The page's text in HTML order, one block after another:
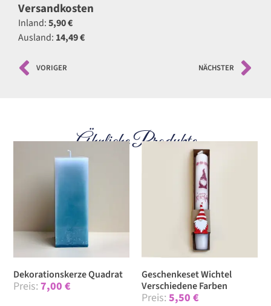
Versandkosten
Inland:5,90 €
Ausland: 14,49 €
VORIGER NÄCHSTER
Ähnliche Produkte
Dekorationskerze Quadrat
7,00€
Geschenkeset Wichtel
Verschiedene Farben
5,50 €